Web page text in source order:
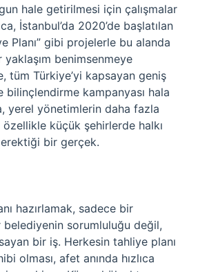
hale getirilmesi için çalışmalar
İstanbul’da 2020’de başlatılan
Planı” gibi projelerle bu alanda
yaklaşım benimsenmeye
tüm Türkiye’yi kapsayan geniş
bilinçlendirme kampanyası hala
yerel yönetimlerin daha fazla
küçük şehirlerde halkı
bir gerçek.
hazırlamak, sadece bir
sorumluluğu değil,
bir iş. Herkesin tahliye planı
olması, afet anında hızlıca